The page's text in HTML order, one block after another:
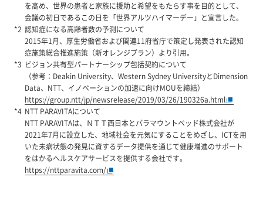
を高め、世界の患者と家族に援助と希望をもたらす事を目的として、
会議の初日であるこの日を「世界アルツハイマーデー」と宣言した。
認知症になる高齢者数の予測について
2015年1月、厚生労働省および関連11府省庁で策定し発表された認知
症施策総合推進施策（新オレンジプラン）より引用。
ビジョン共有型パートナーシップ包括契約について
（参考：Deakin University、Western Sydney UniversityとDimension
Data、NTT、イノベーションの加速に向けMOUを締結）
https://group.ntt/jp/newsrelease/2019/03/26/190326a.html
NTT PARAVITAについて
NTT PARAVITAは、ＮＴＴ西日本とパラマウントベッド株式会社が
2021年7月に設立した、地域社会を元気にすることをめざし、ICTを用
いた未病状態の発見に資するデータ提供を通じて健康増進のサポート
をはかるへルスケアサービスを提供する会社です。
https://nttparavita.com/